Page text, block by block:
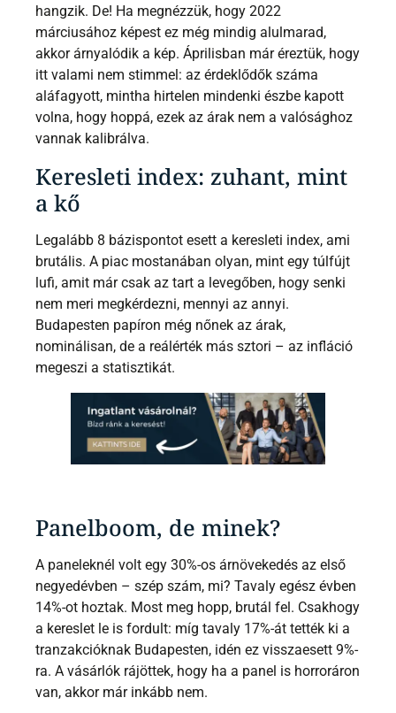
hangzik. De! Ha megnézzük, hogy 2022
márciusához képest ez még mindig alulmarad,
akkor árnyalódik a kép. Áprilisban már éreztük, hogy
itt valami nem stimmel: az érdeklődők száma
aláfagyott, mintha hirtelen mindenki észbe kapott
volna, hogy hoppá, ezek az árak nem a valósághoz
vannak kalibrálva.
Keresleti index: zuhant, mint
a kő
Legalább 8 bázispontot esett a keresleti index, ami
brutális. A piac mostanában olyan, mint egy túlfújt
lufi, amit már csak az tart a levegőben, hogy senki
nem meri megkérdezni, mennyi az annyi.
Budapesten papíron még nőnek az árak,
nominálisan, de a reálérték más sztori – az infláció
megeszi a statisztikát.
Panelboom, de minek?
A paneleknél volt egy 30%-os árnövekedés az első
negyedévben – szép szám, mi? Tavaly egész évben
14%-ot hoztak. Most meg hopp, brutál fel. Csakhogy
a kereslet le is fordult: míg tavaly 17%-át tették ki a
tranzakcióknak Budapesten, idén ez visszaesett 9%-
ra. A vásárlók rájöttek, hogy ha a panel is horroráron
van, akkor már inkább nem.